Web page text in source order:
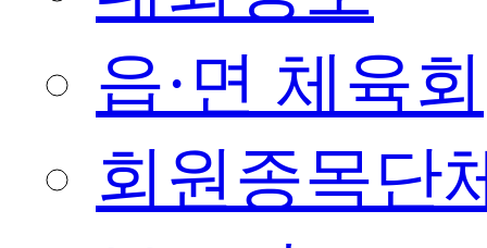
읍·면 체육회
회원종목단